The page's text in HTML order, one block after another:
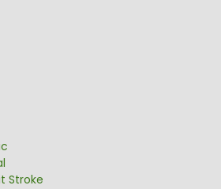
Stroke